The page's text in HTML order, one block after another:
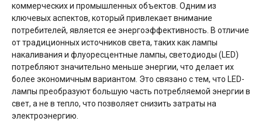
коммерческих и промышленных объектов. Одним из
ключевых аспектов, который привлекает внимание
потребителей, является ее энергоэффективность. В отличие
от традиционных источников света, таких как лампы
накаливания и флуоресцентные лампы, светодиоды (LED)
потребляют значительно меньше энергии, что делает их
более экономичным вариантом. Это связано с тем, что LED-
лампы преобразуют большую часть потребляемой энергии в
свет, а не в тепло, что позволяет снизить затраты на
электроэнергию.